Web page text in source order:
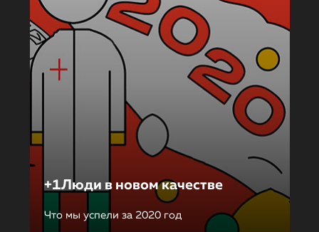
+1Люди в новом качестве
Что мы успели за 2020 год